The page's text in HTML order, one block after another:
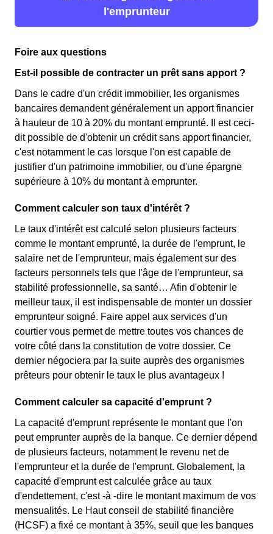
l'emprunteur
Foire aux questions
Est-il possible de contracter un prêt sans apport ?
Dans le cadre d'un crédit immobilier, les organismes
bancaires demandent généralement un apport financier
à hauteur de 10 à 20% du montant emprunté. Il est ceci-
dit possible de d'obtenir un crédit sans apport financier,
c'est notamment le cas lorsque l'on est capable de
justifier d'un patrimoine immobilier, ou d'une épargne
supérieure à 10% du montant à emprunter.
Comment calculer son taux d'intérêt ?
Le taux d'intérêt est calculé selon plusieurs facteurs
comme le montant emprunté, la durée de l'emprunt, le
salaire net de l'emprunteur, mais également sur des
facteurs personnels tels que l'âge de l'emprunteur, sa
stabilité professionnelle, sa santé… Afin d'obtenir le
meilleur taux, il est indispensable de monter un dossier
emprunteur soigné. Faire appel aux services d'un
courtier vous permet de mettre toutes vos chances de
votre côté dans la constitution de votre dossier. Ce
dernier négociera par la suite auprès des organismes
prêteurs pour obtenir le taux le plus avantageux !
Comment calculer sa capacité d'emprunt ?
La capacité d'emprunt représente le montant que l'on
peut emprunter auprès de la banque. Ce dernier dépend
de plusieurs facteurs, notamment le revenu net de
l'emprunteur et la durée de l'emprunt. Globalement, la
capacité d'emprunt est calculée grâce au taux
d'endettement, c'est -à -dire le montant maximum de vos
mensualités. Le Haut conseil de stabilité financière
(HCSF) a fixé ce montant à 35%, seuil que les banques